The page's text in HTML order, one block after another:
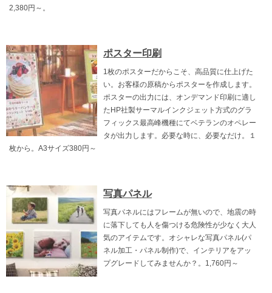
2,380円～。
ポスター印刷
1枚のポスターだからこそ、高品質に仕上げた
い。お客様の原稿からポスターを作成します。
ポスターの出力には、オンデマンド印刷に適し
たHP社製サーマルインクジェット方式のグラ
フィックス最高峰機種にてベテランのオペレー
タが出力します。必要な時に、必要なだけ。１
枚から。A3サイズ380円～
写真パネル
写真パネルにはフレームが無いので、地震の時
に落下しても人を傷つける危険性が少なく大人
気のアイテムです。オシャレな写真パネル(パ
ネル加工・パネル制作)で、インテリアをアッ
プグレードしてみませんか？。1,760円～